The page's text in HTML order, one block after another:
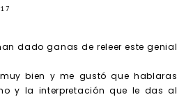
dado ganas de releer este genial
bien y me gustó que hablaras
y la interpretación que le das al